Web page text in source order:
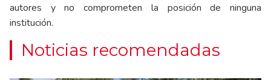
autores y no comprometen la posición de ninguna
institución.
Noticias recomendadas